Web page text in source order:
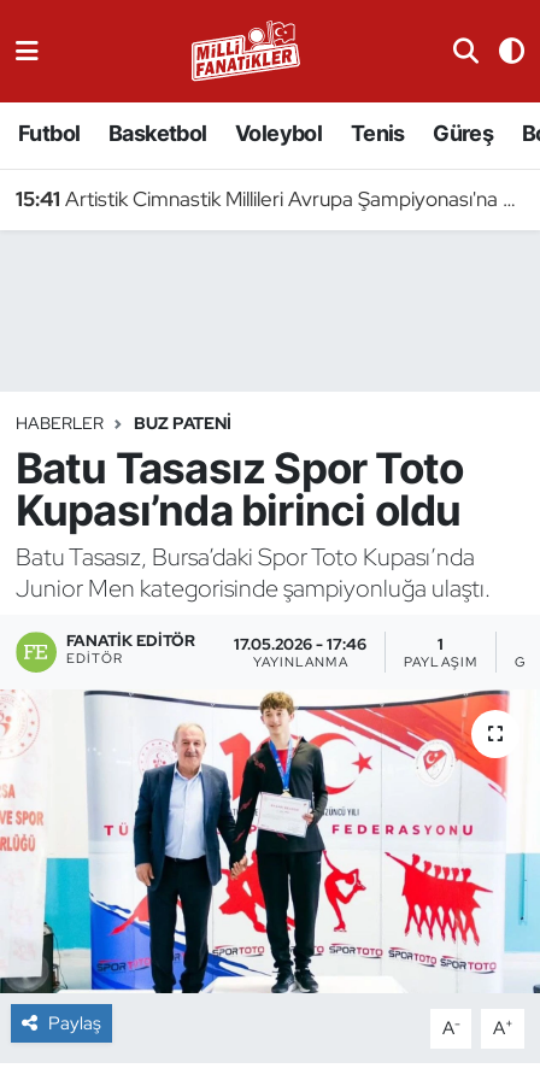
Futbol Basketbol Voleybol Tenis Güreş
15:41 Artistik Cimnastik Millileri Avrupa Şampiyonası'na Hazır
HABERLER BUZ PATENI
Batu Tasasız Spor Toto
Kupası’nda birinci oldu
Batu Tasasız, Bursa’daki Spor Toto Kupası’nda
Junior Men kategorisinde şampiyonluğa ulaştı.
FANATIK EDITÖR
EDITÖR
17.05.2026 - 17:46
YAYINLANMA
1
PAYLAŞIM
Paylaş A- A+
Badminton
Binicilik
Bisiklet
Bocce Bowling Dart
Boks
Buz Hokeyi
Buz Pateni
Çim Hokeyi
Cimnastik
Curling